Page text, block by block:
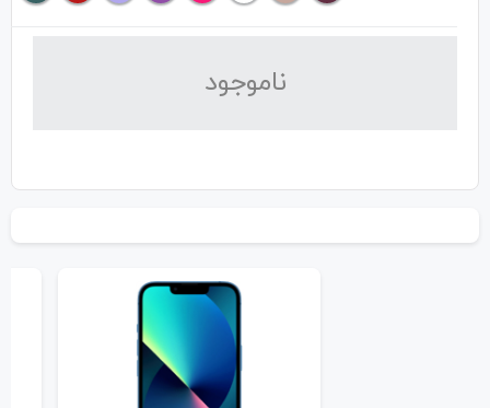
نا‌موجود